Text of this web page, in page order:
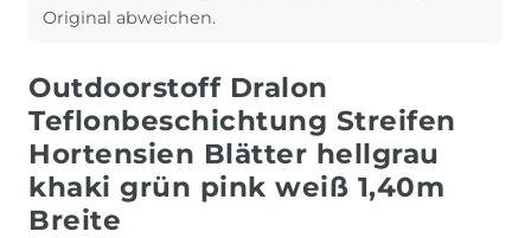
Original abweichen.
Outdoorstoff Dralon
Teflonbeschichtung Streifen
Hortensien Blätter hellgrau
khaki grün pink weiß 1,40m
Breite